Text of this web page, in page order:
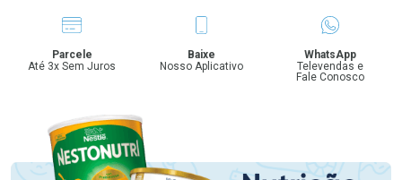
Parcele
Até 3x Sem Juros
Baixe
Nosso Aplicativo
WhatsApp
Televendas e
Fale Conosco